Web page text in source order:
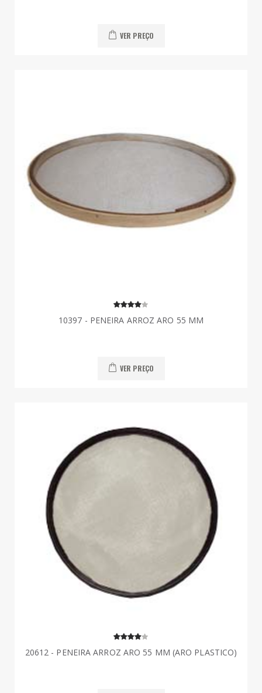
VER PREÇO
10397 - PENEIRA ARROZ ARO 55 MM
VER PREÇO
20612 - PENEIRA ARROZ ARO 55 MM (ARO PLASTICO)